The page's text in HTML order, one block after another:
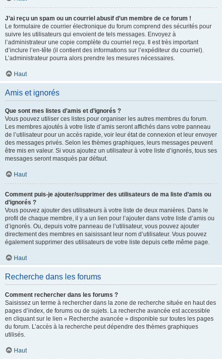
J’ai reçu un spam ou un courriel abusif d’un membre de ce forum !
Le formulaire de courrier électronique du forum comprend des sécurités pour
suivre les utilisateurs qui envoient de tels messages. Envoyez à
l’administrateur une copie complète du courriel reçu. Il est très important
d’inclure l’en-tête (il contient des informations sur l’expéditeur du courriel).
L’administrateur pourra alors prendre les mesures nécessaires.
Haut
Amis et ignorés
Que sont mes listes d’amis et d’ignorés ?
Vous pouvez utiliser ces listes pour organiser les autres membres du forum.
Les membres ajoutés à votre liste d’amis seront affichés dans votre panneau
de l’utilisateur pour un accès rapide, voir leur état de connexion et leur envoyer
des messages privés. Selon les thèmes graphiques, leurs messages peuvent
être mis en valeur. Si vous ajoutez un utilisateur à votre liste d’ignorés, tous ses
messages seront masqués par défaut.
Haut
Comment puis-je ajouter/supprimer des utilisateurs de ma liste d’amis ou
d’ignorés ?
Vous pouvez ajouter des utilisateurs à votre liste de deux manières. Dans le
profil de chaque membre, il y a un lien pour l’ajouter dans votre liste d’amis ou
d’ignorés. Ou, depuis votre panneau de l’utilisateur, vous pouvez ajouter
directement des membres en saisissant leur nom d’utilisateur. Vous pouvez
également supprimer des utilisateurs de votre liste depuis cette même page.
Haut
Recherche dans les forums
Comment rechercher dans les forums ?
Saisissez un terme à rechercher dans la zone de recherche située en haut des
pages d’index, de forums ou de sujets. La recherche avancée est accessible
en cliquant sur le lien « Recherche avancée » disponible sur toutes les pages
du forum. L’accès à la recherche peut dépendre des thèmes graphiques
utilisés.
Haut